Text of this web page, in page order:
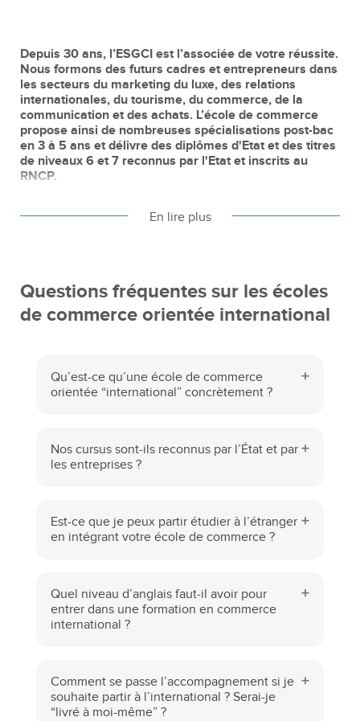
Depuis 30 ans, l’ESGCI est l’associée de votre réussite.
Nous formons des futurs cadres et entrepreneurs dans
les secteurs du marketing du luxe, des relations
internationales, du tourisme, du commerce, de la
communication et des achats. L’école de commerce
propose ainsi de nombreuses spécialisations post-bac
en 3 à 5 ans et délivre des diplômes d'Etat et des titres
de niveaux 6 et 7 reconnus par l'Etat et inscrits au
RNCP.
Nous avons à cœur de développer des programmes
d’excellence variés et de les ajuster en accord avec les
évolutions du marché pour favoriser l’insertion
En lire plus
Questions fréquentes sur les écoles
de commerce orientée international
Qu’est-ce qu’une école de commerce
orientée “international” concrètement ?
Nos cursus sont-ils reconnus par l’État et par
les entreprises ?
Est-ce que je peux partir étudier à l’étranger
en intégrant votre école de commerce ?
Quel niveau d’anglais faut-il avoir pour
entrer dans une formation en commerce
international ?
Comment se passe l’accompagnement si je
souhaite partir à l’international ? Serai-je
“livré à moi-même” ?